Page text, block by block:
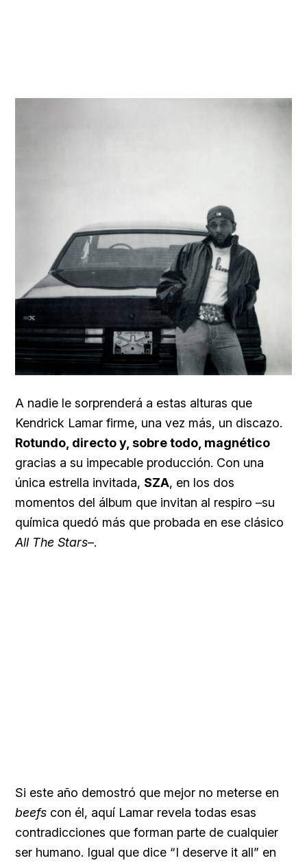
A nadie le sorprenderá a estas alturas que
Kendrick Lamar firme, una vez más, un discazo.
Rotundo, directo y, sobre todo, magnético
gracias a su impecable producción. Con una
única estrella invitada, SZA, en los dos
momentos del álbum que invitan al respiro –su
química quedó más que probada en ese clásico
All The Stars–.
Si este año demostró que mejor no meterse en
beefs con él, aquí Lamar revela todas esas
contradicciones que forman parte de cualquier
ser humano. Igual que dice “I deserve it all” en